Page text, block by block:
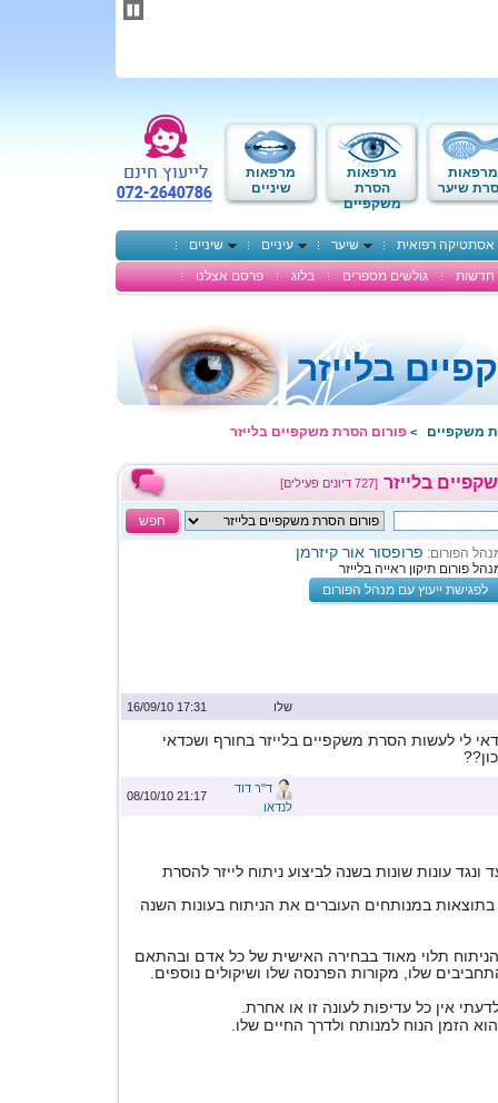
מרפאות
שיער
מרפאות
הסרת
משקפיים
מרפאות
שיניים
אסתטיקה רפואית שיער עיניים
שיניים
חדשות
גולשים מספרים בלוג פרסם אצלנו
בלייזר
משקפיים > פורום הסרת משקפיים בלייזר
[727 דיונים פעילים] בלייזר
חפש
הפורום: פרופסור אור קיזרמן
פורום תיקון ראייה בלייזר
לפגישת ייעוץ עם מנהל הפורום
17:31 16/09/10 שלו
לי לעשות הסרת משקפיים בלייזר בחורף ושכדאי
21:17 08/10/10
ד"ר דוד
לנדאו
עונות שונות בשנה לביצוע ניתוח לייזר להסרת
במנותחים העוברים את הניתוח בעונות השנה
הניתוח תלוי מאוד בבחירה האישית של כל אדם ובהתאם
שלו, מקורות הפרנסה שלו ושיקולים נוספים.
אין כל עדיפות לעונה זו או אחרת.
הוא הזמן הנוח למנותח ולדרך החיים שלו.